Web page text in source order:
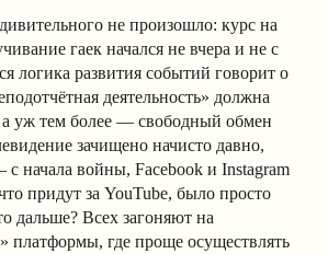
не произошло: курс на
гаек начался не вчера и не с
логика развития событий говорит о
деятельность» должна
уж тем более — свободный обмен
зачищено начисто давно,
войны, Facebook и Instagram
придут за YouTube, было просто
дальше? Всех загоняют на
платформы, где проще осуществлять